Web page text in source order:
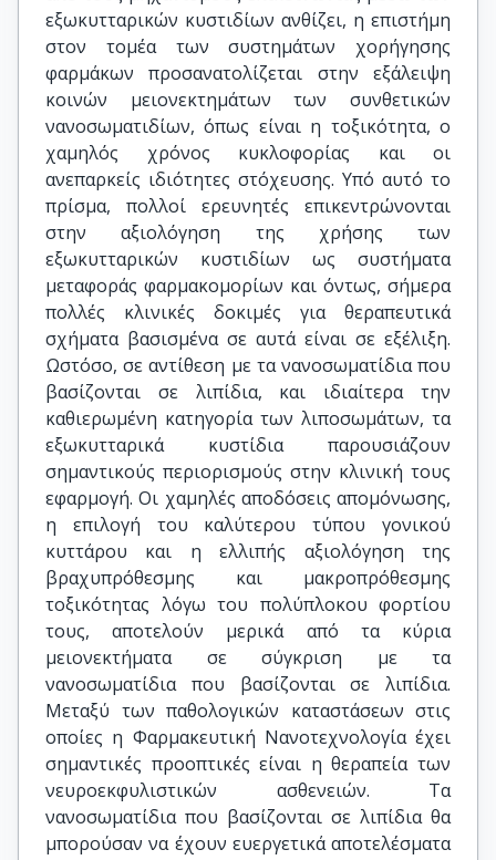
εξωκυτταρικών κυστιδίων ανθίζει, η επιστήμη
στον τομέα των συστημάτων χορήγησης
φαρμάκων προσανατολίζεται στην εξάλειψη
κοινών μειονεκτημάτων των συνθετικών
νανοσωματιδίων, όπως είναι η τοξικότητα, ο
χαμηλός χρόνος κυκλοφορίας και οι
ανεπαρκείς ιδιότητες στόχευσης. Υπό αυτό το
πρίσμα, πολλοί ερευνητές επικεντρώνονται
στην αξιολόγηση της χρήσης των
εξωκυτταρικών κυστιδίων ως συστήματα
μεταφοράς φαρμακομορίων και όντως, σήμερα
πολλές κλινικές δοκιμές για θεραπευτικά
σχήματα βασισμένα σε αυτά είναι σε εξέλιξη.
Ωστόσο, σε αντίθεση με τα νανοσωματίδια που
βασίζονται σε λιπίδια, και ιδιαίτερα την
καθιερωμένη κατηγορία των λιποσωμάτων, τα
εξωκυτταρικά κυστίδια παρουσιάζουν
σημαντικούς περιορισμούς στην κλινική τους
εφαρμογή. Οι χαμηλές αποδόσεις απομόνωσης,
η επιλογή του καλύτερου τύπου γονικού
κυττάρου και η ελλιπής αξιολόγηση της
βραχυπρόθεσμης και μακροπρόθεσμης
τοξικότητας λόγω του πολύπλοκου φορτίου
τους, αποτελούν μερικά από τα κύρια
μειονεκτήματα σε σύγκριση με τα
νανοσωματίδια που βασίζονται σε λιπίδια.
Μεταξύ των παθολογικών καταστάσεων στις
οποίες η Φαρμακευτική Νανοτεχνολογία έχει
σημαντικές προοπτικές είναι η θεραπεία των
νευροεκφυλιστικών ασθενειών. Τα
νανοσωματίδια που βασίζονται σε λιπίδια θα
μπορούσαν να έχουν ευεργετικά αποτελέσματα